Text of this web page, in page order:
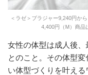
＜ラゼ＞ブラジャー9,240円か
4,400円（M）商品
女性の体型は成人後
とのこと。その体型
い体型づくりを叶える